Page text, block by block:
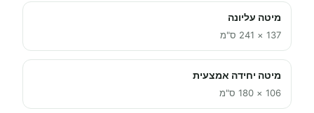
מיטה עליונה
137 × 241 ס"מ
מיטה יחידה אמצעית
106 × 180 ס"מ